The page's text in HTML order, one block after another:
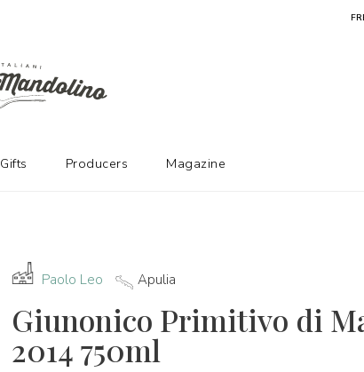
Paolo Leo Apulia
Giunonico Primitivo di
2014 750ml
Gifts Producers Magazine